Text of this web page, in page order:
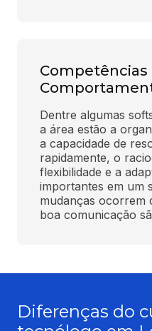
Competências
Dentre algumas
a área estão a
a capacidade de
rapidamente, o
flexibilidade e a
importantes em um
mudanças ocorrem
boa comunicação
Diferenças do